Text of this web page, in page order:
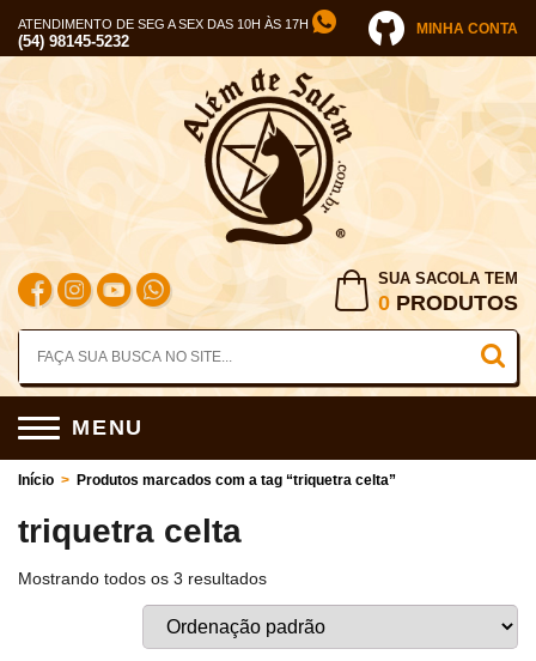
ATENDIMENTO DE SEG A SEX DAS 10H ÀS 17H
(54) 98145-5232
MINHA CONTA
SUA SACOLA TEM
0 PRODUTOS
MENU
Início > Produtos marcados com a tag “triquetra celta”
triquetra celta
Mostrando todos os 3 resultados